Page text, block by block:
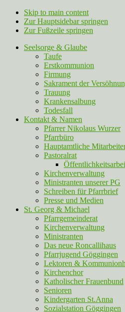
Skip to main content
Zur Hauptsidebar springen
Zur Fußzeile springen
Seelsorge & Glaube
Taufe
Erstkommunion
Firmung
Sakrament der
Trauung
Krankensalbung
Todesfall
Kontakt & Namen
Pfarrer Nikolaus Wurzer
Pfarrbüro
Hauptamtliche
Pastoralrat
Kirchenverwaltung
Ministranten unserer PG
Schreiben für Pfarrbrief
Presse und Medien
St. Georg & Michael
Pfarrgemeinderat
Kirchenverwaltung
Ministranten
Das neue Roncallihaus
Pfarrjugend Göggingen
Lektoren &
Kirchenchor
Katholischer Frauenbund
Senioren
Kindergarten St.Anna
Sozialstation Göggingen